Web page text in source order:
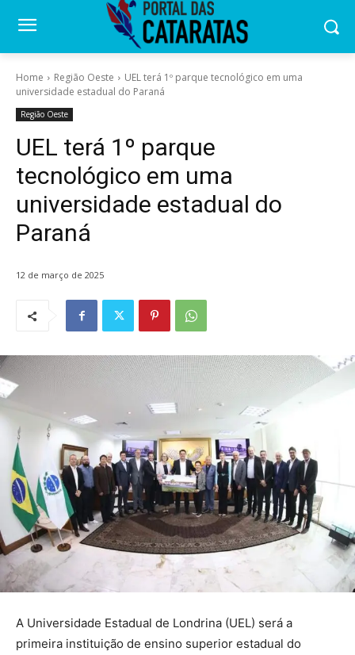
Home Região Oeste
UEL terá 1º parque tecnológico em uma
universidade estadual do Paraná
Região Oeste
UEL terá 1º parque
tecnológico em uma
universidade estadual do
Paraná
12 de março de 2025
A Universidade Estadual de Londrina (UEL) será a
primeira instituição de ensino superior estadual do